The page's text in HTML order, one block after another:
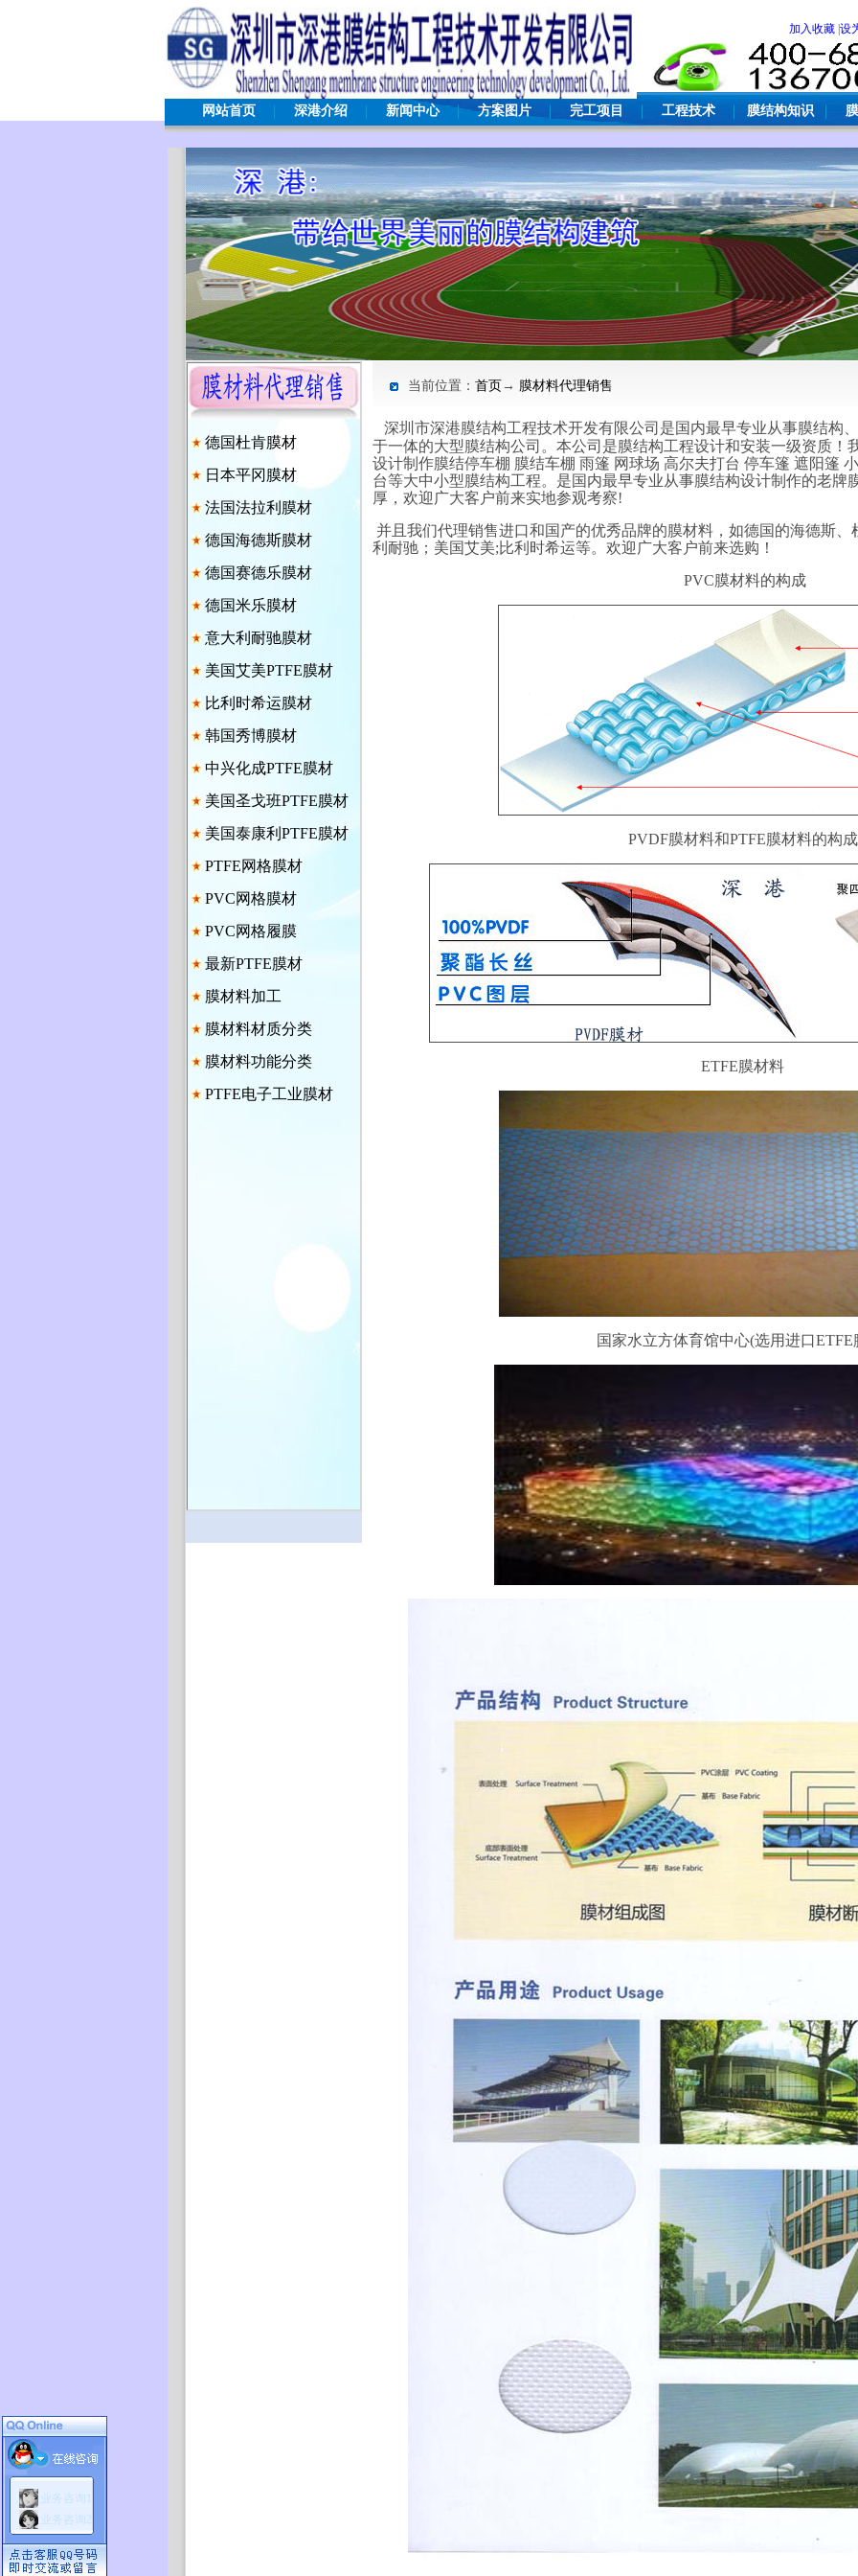
加入收藏 设
网站首页 深港介绍 新闻中心 方案图片 完工项目 工程技术 膜结构知识
德国杜肯膜材
日本平冈膜材
法国法拉利膜材
德国海德斯膜材
德国赛德乐膜材
德国米乐膜材
意大利耐驰膜材
美国艾美PTFE膜材
比利时希运膜材
韩国秀博膜材
中兴化成PTFE膜材
美国圣戈班PTFE膜材
美国泰康利PTFE膜材
PTFE网格膜材
PVC网格膜材
PVC网格履膜
最新PTFE膜材
膜材料加工
膜材料材质分类
膜材料功能分类
PTFE电子工业膜材
当前位置： 首页 → 膜材料代理销售
深圳市深港膜结构工程技术开发有限公司是国内最早专业从事膜结构
于一体的大型膜结构公司。本公司是膜结构工程设计和安装一级资质！
设计制作膜结停车棚 膜结车棚 雨篷 网球场 高尔夫打台 停车篷 遮阳篷
台等大中小型膜结构工程。是国内最早专业从事膜结构设计制作的老牌
厚，欢迎广大客户前来实地参观考察!
并且我们代理销售进口和国产的优秀品牌的膜材料，如德国的海德斯
利耐驰；美国艾美;比利时希运等。欢迎广大客户前来选购！
PVC膜材料的构成
PVDF膜材料和PTFE膜材料的构成
ETFE膜材料
国家水立方体育馆中心(选用进口ETFE
业务咨询1
业务咨询2